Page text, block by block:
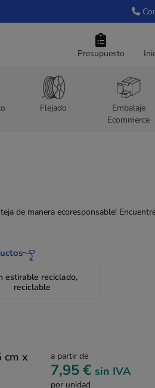
Presupuesto
Flejado
Embalaje
Ecommerce
de manera ecoresponsable!
estirable reciclado,
reciclable
cm x
a partir de
7,95 € sin IVA
por unidad